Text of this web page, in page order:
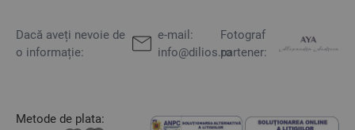
Dacă aveți nevoie de
o informație:
e-mail:
info@dilios.ro
Fotograf
partener:
Metode de plata: